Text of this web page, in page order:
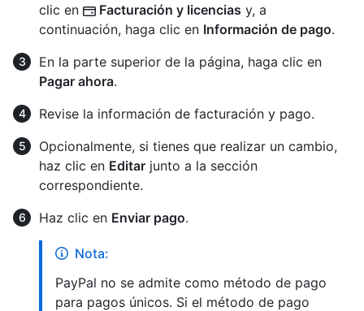
clic en
Facturación y licencias y, a
continuación, haga clic en Información de pago.
En la parte superior de la página, haga clic en
Pagar ahora.
Revise la información de facturación y pago.
Opcionalmente, si tienes que realizar un cambio,
haz clic en Editar junto a la sección
correspondiente.
Haz clic en Enviar pago.
Nota:
PayPal no se admite como método de pago
para pagos únicos. Si el método de pago